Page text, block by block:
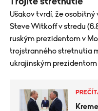
Ušakov tvrdí, že
Steve Witkoff v stredu
ruským prezidentom v
trojstranného stretnutia
ukrajinským